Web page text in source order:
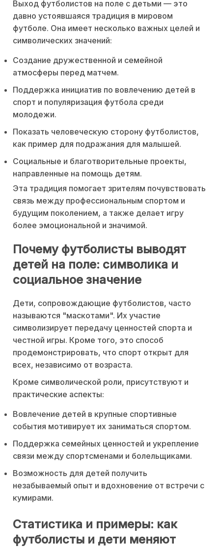
Выход футболистов на поле с детьми — это
давно устоявшаяся традиция в мировом
футболе. Она имеет несколько важных целей и
символических значений:
Создание дружественной и семейной
атмосферы перед матчем.
Поддержка инициатив по вовлечению детей в
спорт и популяризация футбола среди
молодежи.
Показать человеческую сторону футболистов,
как пример для подражания для малышей.
Социальные и благотворительные проекты,
направленные на помощь детям.
Эта традиция помогает зрителям почувствовать
связь между профессиональным спортом и
будущим поколением, а также делает игру
более эмоциональной и значимой.
Почему футболисты выводят
детей на поле: символика и
социальное значение
Дети, сопровождающие футболистов, часто
называются "маскотами". Их участие
символизирует передачу ценностей спорта и
честной игры. Кроме того, это способ
продемонстрировать, что спорт открыт для
всех, независимо от возраста.
Кроме символической роли, присутствуют и
практические аспекты:
Вовлечение детей в крупные спортивные
события мотивирует их заниматься спортом.
Поддержка семейных ценностей и укрепление
связи между спортсменами и болельщиками.
Возможность для детей получить
незабываемый опыт и вдохновение от встречи с
кумирами.
Статистика и примеры: как
футболисты и дети меняют